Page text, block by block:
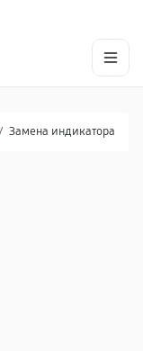
/ Замена индикатора